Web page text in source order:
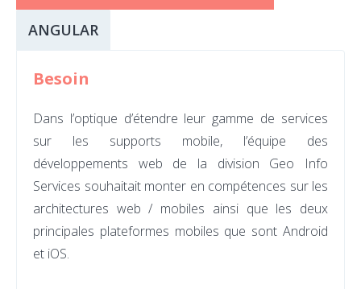
ANGULAR
Besoin
Dans l’optique d’étendre leur gamme de services
sur les supports mobile, l’équipe des
développements web de la division Geo Info
Services souhaitait monter en compétences sur les
architectures web / mobiles ainsi que les deux
principales plateformes mobiles que sont Android
et iOS.